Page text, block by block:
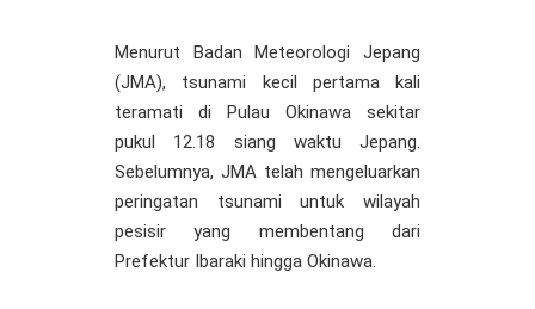
Menurut Badan Meteorologi Jepang
(JMA), tsunami kecil pertama kali
teramati di Pulau Okinawa sekitar
pukul 12.18 siang waktu Jepang.
Sebelumnya, JMA telah mengeluarkan
peringatan tsunami untuk wilayah
pesisir yang membentang dari
Prefektur Ibaraki hingga Okinawa.